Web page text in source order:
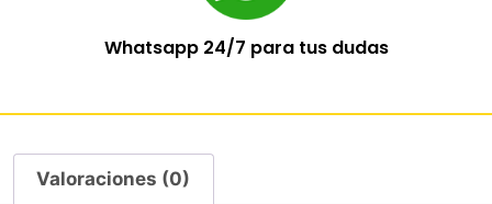
Whatsapp 24/7 para tus dudas
Valoraciones (0)